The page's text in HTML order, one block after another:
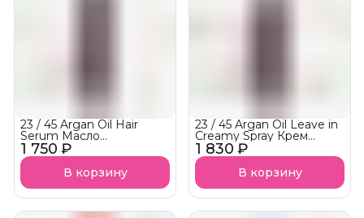
1 750 ₽
23 / 45 Argan Oil Hair
Serum Масло
термозащита
В корзину
1 830 ₽
23 / 45 Argan Oil Leave in
Creamy Spray Крем
спрей термозащита
В корзину